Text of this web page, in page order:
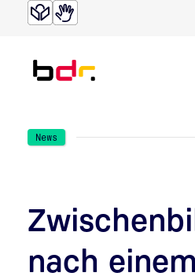
Direkt zur Suche
Direkt zum Inhalt
News
nach